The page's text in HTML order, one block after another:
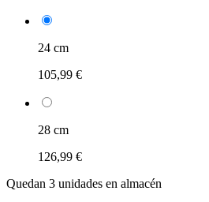
24 cm
105,99 €
28 cm
126,99 €
Quedan 3 unidades en almacén